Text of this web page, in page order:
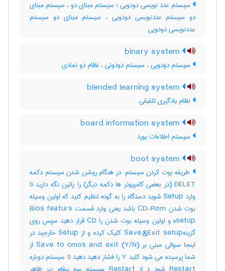
سیستم عدد نویسی دودویی ؛ سیستم مبنای دو ، سیستم مبنای
دو سیستم عددنویسی دودویی ، سیستم مبنای دو سیستم
عددنویسی دودویی
سیستم دودویی ، سیستم دودوئی ، نظام دو نمادی
نظام یادگیری تلفیقی
سیستم اطلاعات بورد
طریقه بوت کردن سیستم: در هنگام روشن شدن سیستم دکمه
DELET (در بعضی کامپیوتر ها دکمه دیگر) را پائین نگه دارید تا
وارد Setup شوید دستگاه را به گونه تنظیم کنید که اولین وسیله
بوت شدن CD-Rom باشد یعنی وارد قسمت Bios featurs
setupه و اولین وسیله بوت شدن را CD قرار دهید سپس روی
گزینهSave &Exit setup کلیک کرده و از Setup خارجید در
اینجا سوالی مبنی بر (Save to cmos and exit (Y/N از
شما پرسیده می شود کلید Y را فشار دهید دهید تا سیستم دوباره